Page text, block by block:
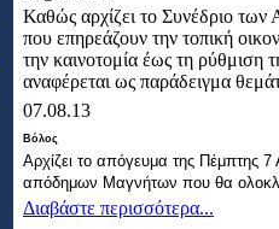
Καθώς αρχίζει το Συνέδριο
που επηρεάζουν την τοπική
την καινοτομία έως τη
αναφέρεται ως παράδειγμα
07.08.13
Βόλος
Αρχίζει το απόγευμα της Πέμπτης
απόδημων Μαγνήτων που θα
Διαβάστε περισσότερα...